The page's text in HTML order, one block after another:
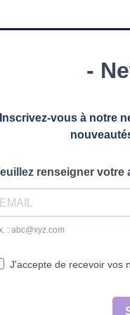
-
Inscrivez-vous à notre
renseigner
: abc@xyz.com
J'accepte de recevoir vos